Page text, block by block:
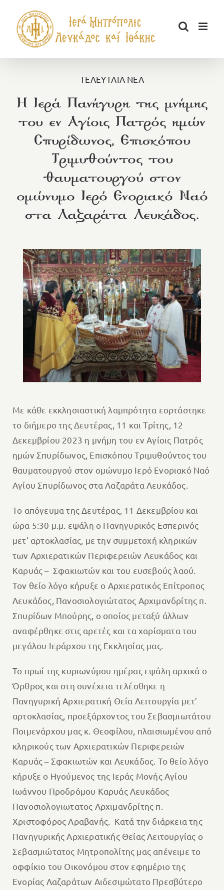
περιεχόμενο
ΤΕΛΕΥΤΑΙΑ ΝΕΑ
Η Ιερά Πανήγυρη της μνήμης
του εν Αγίοις Πατρός ημών
Σπυρίδωνος, Επισκόπου
Τριμυθούντος του
θαυματουργού στον
ομώνυμο Ιερό Ενοριακό Ναό
στα Λαζαράτα Λευκάδος.
Με κάθε εκκλησιαστική λαμπρότητα εορτάστηκε
το διήμερο της Δευτέρας, 11 και Τρίτης, 12
Δεκεμβρίου 2023 η μνήμη του εν Αγίοις Πατρός
ημών Σπυρίδωνος, Επισκόπου Τριμυθούντος του
θαυματουργού στον ομώνυμο Ιερό Ενοριακό Ναό
Αγίου Σπυρίδωνος στα Λαζαράτα Λευκάδος.
Το απόγευμα της Δευτέρας, 11 Δεκεμβρίου και
ώρα 5:30 μ.μ. εψάλη ο Πανηγυρικός Εσπερινός
μετ’ αρτοκλασίας, με την συμμετοχή κληρικών
των Αρχιερατικών Περιφερειών Λευκάδος και
Καρυάς – Σφακιωτών και του ευσεβούς λαού.
Τον θείο λόγο κήρυξε ο Αρχιερατικός Επίτροπος
Λευκάδος, Πανοσιολογιώτατος Αρχιμανδρίτης π.
Σπυρίδων Μπούρης, ο οποίος μεταξύ άλλων
αναφέρθηκε στις αρετές και τα χαρίσματα του
μεγάλου Ιεράρχου της Εκκλησίας μας.
Το πρωί της κυριωνύμου ημέρας εψάλη αρχικά ο
Όρθρος και στη συνέχεια τελέσθηκε η
Πανηγυρική Αρχιερατική Θεία Λειτουργία μετ’
αρτοκλασίας, προεξάρχοντος του Σεβασμιωτάτου
Ποιμενάρχου μας κ. Θεοφίλου, πλαισιωμένου από
κληρικούς των Αρχιερατικών Περιφερειών
Καρυάς – Σφακιωτών και Λευκάδος. Το θείο λόγο
κήρυξε ο Ηγούμενος της Ιεράς Μονής Αγίου
Ιωάννου Προδρόμου Καρυάς Λευκάδος
Πανοσιολογιωτατος Αρχιμανδρίτης π.
Χριστοφόρος Αραβανής. Κατά την διάρκεια της
Πανηγυρικής Αρχιερατικής Θείας Λειτουργίας ο
Σεβασμιώτατος Μητροπολίτης μας απένειμε το
οφφίκιο του Οικονόμου στον εφημέριο της
Ενορίας Λαζαράτων Αιδεσιμώτατο Πρεσβύτερο